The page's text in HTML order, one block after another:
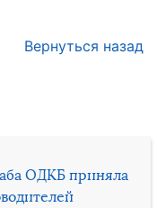
ОДКБ приняла
Вернуться назад